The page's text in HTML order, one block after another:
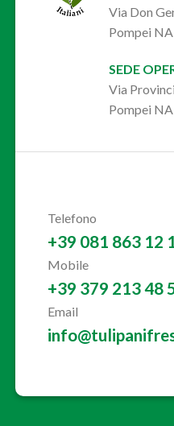
Via Don
Pompei NA
SEDE
Via
Pompei NA
Telefono
+39 081 863 12
Mobile
+39 379 213 48
Email